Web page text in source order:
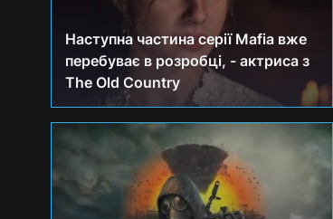
Наступна частина серії Mafia вже
перебуває в розробці, - актриса з
The Old Country